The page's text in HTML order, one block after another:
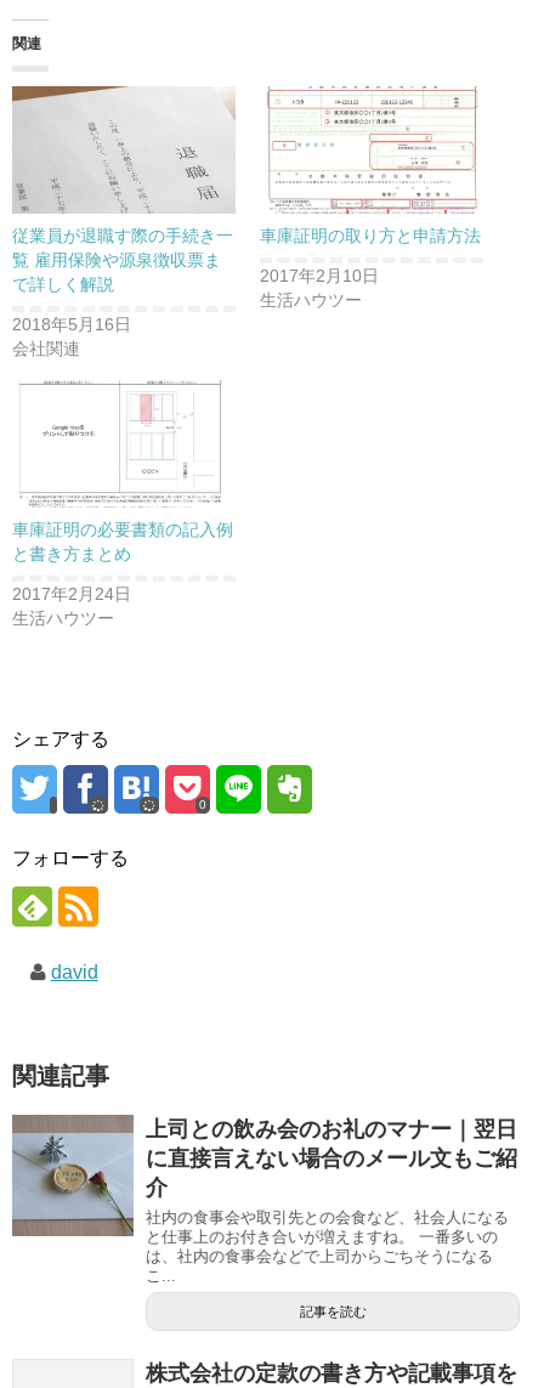
T
t
t
e
新
し
い
ウ
ィ
ン
ド
ウ
開
き
ま
す
有
す
に
は
ク
し
て
く
だ
さ
い
新
し
ン
で
す
)
(
新
し
い
ウ
ィ
ン
ド
関連
従業員が退職す際の手続き一
覧 雇用保険や源泉徴収票ま
で詳しく解説
2018年5月16日
会社関連
車庫証明の取り方と申請方法
2017年2月10日
生活ハウツー
車庫証明の必要書類の記入例
と書き方まとめ
2017年2月24日
生活ハウツー
シェアする
0
フォローする
david
関連記事
上司との飲み会のお礼のマナー｜翌日
に直接言えない場合のメール文もご紹
介
社内の食事会や取引先との会食など、社会人になる
と仕事上のお付き合いが増えますね。 一番多いの
は、社内の食事会などで上司からごちそうになる
こ...
記事を読む
株式会社の定款の書き方や記載事項を